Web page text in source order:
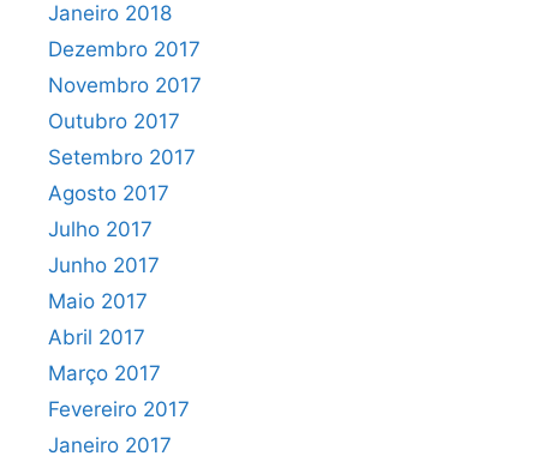
Janeiro 2018
Dezembro 2017
Novembro 2017
Outubro 2017
Setembro 2017
Agosto 2017
Julho 2017
Junho 2017
Maio 2017
Abril 2017
Março 2017
Fevereiro 2017
Janeiro 2017